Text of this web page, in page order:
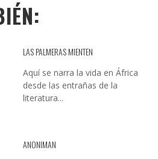
LAS PALMERAS MIENTEN
Aquí se narra la vida en África
desde las entrañas de la
literatura...
ANONIMAN